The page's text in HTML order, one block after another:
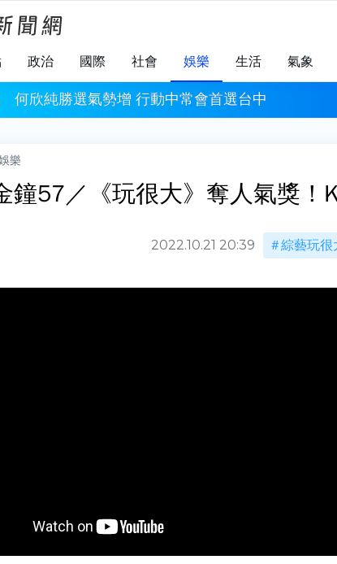
政治 國際 社會 娛樂 生活 氣象
失
何欣純勝選氣勢增 行動中常會首選台中
樂
鐘57／《玩很大》奪人氣獎！
2022.10.21 20:39 綜藝玩很